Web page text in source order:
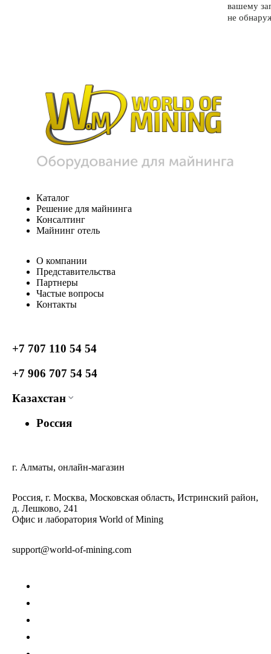
вашему
не
Каталог
Решение для майнинга
Консалтинг
Майнинг отель
О компании
Представительства
Партнеры
Частые вопросы
Контакты
+7 707 110 54 54
+7 906 707 54 54
Казахстан
Россия
г. Алматы, онлайн-магазин
Россия, г. Москва, Московская область, Истринский район,
д. Лешково, 241
Офис и лаборатория World of Mining
support@world-of-mining.com